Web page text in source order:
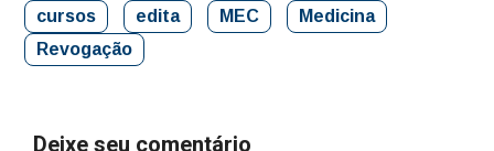
cursos edita MEC
Medicina
Revogação